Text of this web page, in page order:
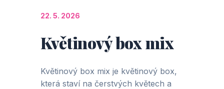
22. 5. 2026
Květinový box mix
Květinový box mix je květinový box,
která staví na čerstvých květech a